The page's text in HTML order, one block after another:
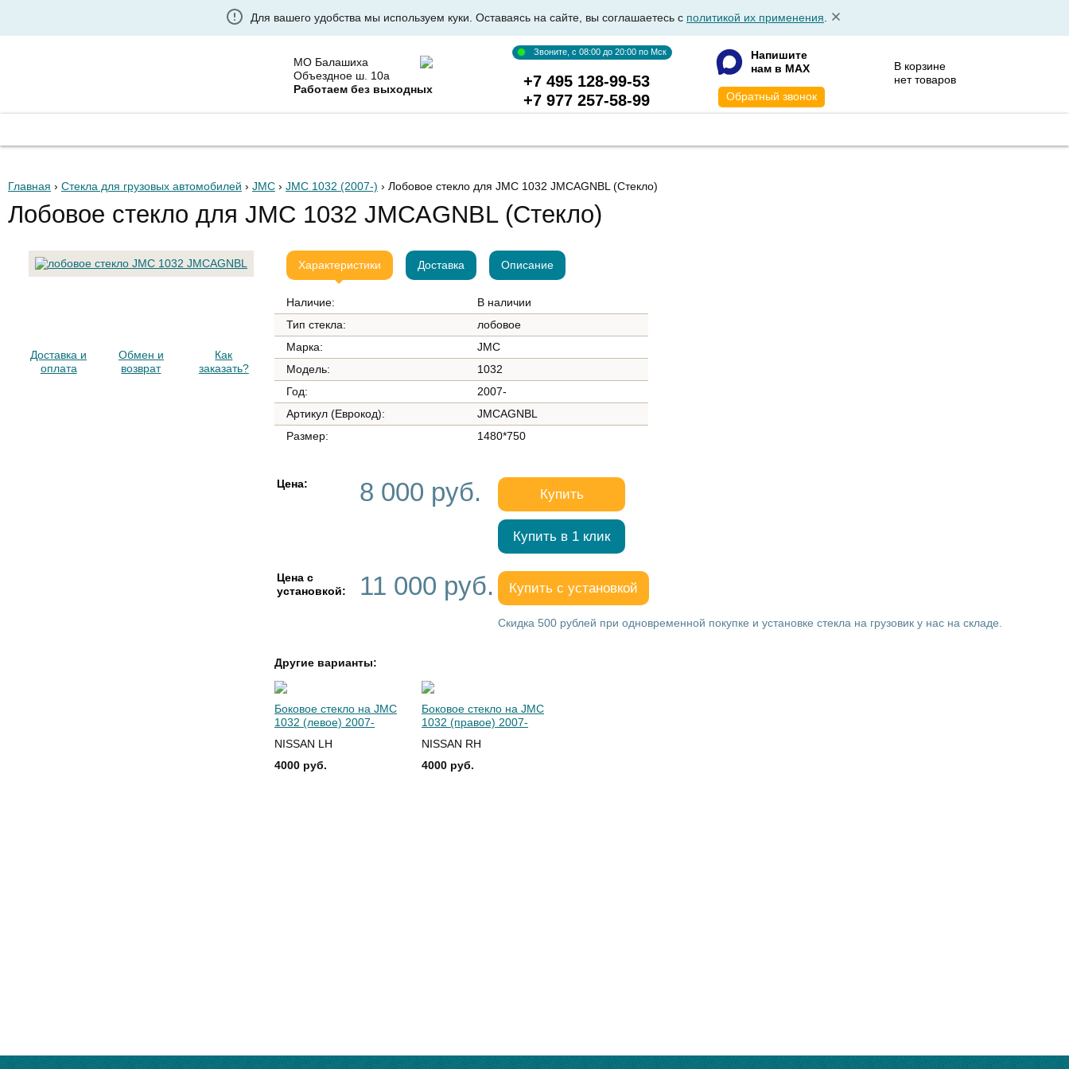
Для вашего удобства мы используем куки. Оставаясь на сайте, вы соглашаетесь с политикой их применения
МО Балашиха
Объездное ш. 10а
Работаем без выходных
Звоните, с 08:00 до 20:00 по Мск
+7 495 128-99-53
+7 977 257-58-99
Напишите
нам в MAX
Обратный звонок
В корзине
нет товаров
Главная › Стекла для грузовых автомобилей › JMC › JMC 1032 (2007-) › Лобовое стекло для JMC 1032 JMCAGNBL (Стекло)
Лобовое стекло для JMC 1032 JMCAGNBL (Стекло)
Доставка и
оплата
Обмен и
возврат
Как
заказать?
Характеристики Доставка Описание
Наличие:
В наличии
Тип стекла:
лобовое
Марка:
JMC
Модель:
1032
Год:
2007-
Артикул (Еврокод):
JMCAGNBL
Размер:
1480*750
Цена: 8 000 руб. Купить
Купить в 1 клик
Цена с
установкой:
11 000 руб. Купить с установкой
Скидка 500 рублей при одновременной покупке и установке стекла на грузовик у нас на складе.
Другие варианты:
Боковое стекло на JMC
1032 (левое) 2007-
NISSAN LH
4000 руб.
Боковое стекло на JMC
1032 (правое) 2007-
NISSAN RH
4000 руб.